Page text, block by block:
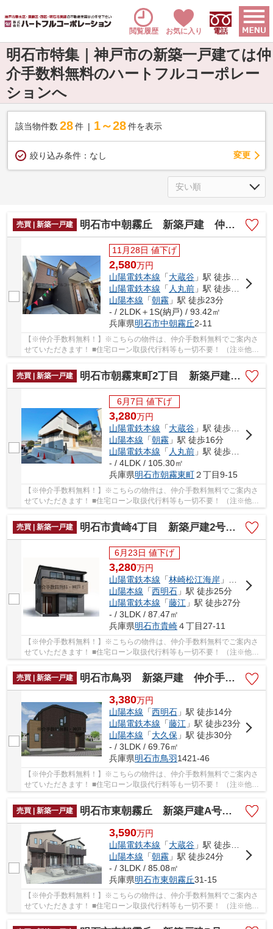
閲覧履歴 お気に入り 電話
明石市特集｜神戸市の新築一戸建ては仲
介手数料無料のハートフルコーポレー
ションへ
該当物件数 28件 1～28 件を表示
絞り込み条件： なし 変更
売買 | 新築一戸建 明石市中朝霧丘 新築戸建 仲介手数料無料！
11月28日 値下げ
2,580万円
山陽電鉄本線 「大蔵谷 」駅 徒歩17分
山陽電鉄本線 「 人丸前 」駅 徒歩20分
山陽本線 「朝霧 」駅 徒歩23分
- / 2LDK＋1S(納戸) / 93.42㎡
兵庫県明石市中朝霧丘2-11
【※仲介手数料無料！】※こちらの物件は、仲介手数料無料でご案内さ
せていただきます！ ■住宅ローン取扱代行料等も一切不要！ （注※他社
では事務手数料として5万円～10万円必要な場合が...
売買 | 新築一戸建
明石市朝霧東町2丁目 新築戸建 仲介手数料無料！
6月7日 値下げ
3,280万円
山陽電鉄本線 「大蔵谷 」駅 徒歩12分
山陽本線 「朝霧 」駅 徒歩16分
山陽電鉄本線 「 人丸前 」駅 徒歩21分
- / 4LDK / 105.30㎡
兵庫県明石市朝霧東町２丁目9-15
【※仲介手数料無料！】※こちらの物件は、仲介手数料無料でご案内さ
せていただきます！ ■住宅ローン取扱代行料等も一切不要！ （注※他社
では事務手数料として5万円～10万円必要な場合が...
売買 | 新築一戸建
明石市貴崎4丁目 新築戸建2号棟 仲介手数料無料！
6月23日 値下げ
3,280万円
山陽電鉄本線 「林崎松江海岸 」駅 徒歩7分
山陽本線 「西明石 」駅 徒歩25分
山陽電鉄本線 「藤江 」駅 徒歩27分
- / 3LDK / 87.47㎡
兵庫県明石市貴崎４丁目27-11
【※仲介手数料無料！】※こちらの物件は、仲介手数料無料でご案内さ
せていただきます！ ■住宅ローン取扱代行料等も一切不要！ （注※他社
では事務手数料として5万円～10万円必要な場合が...
売買 | 新築一戸建
明石市鳥羽 新築戸建 仲介手数料無料！
3,380万円
山陽本線 「西明石 」駅 徒歩14分
山陽電鉄本線 「藤江 」駅 徒歩23分
山陽本線 「大久保 」駅 徒歩30分
- / 3LDK / 69.76㎡
兵庫県明石市鳥羽1421-46
【※仲介手数料無料！】※こちらの物件は、仲介手数料無料でご案内さ
せていただきます！ ■住宅ローン取扱代行料等も一切不要！ （注※他社
売買 | 新築一戸建
明石市東朝霧丘 新築戸建A号棟 仲介手数料無料！
3,590万円
山陽電鉄本線 「大蔵谷 」駅 徒歩17分
山陽本線 「朝霧 」駅 徒歩24分
- / 3LDK / 85.08㎡
兵庫県明石市東朝霧丘31-15
【※仲介手数料無料！】※こちらの物件は、仲介手数料無料でご案内さ
せていただきます！ ■住宅ローン取扱代行料等も一切不要！ （注※他社